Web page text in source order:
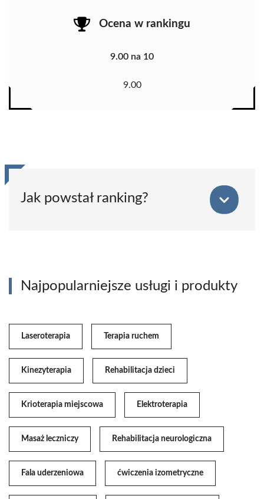
Ocena w rankingu
9.00 na 10
9.00
Jak powstał ranking?
Najpopularniejsze usługi i produkty
Laseroterapia Terapia ruchem
Kinezyterapia Rehabilitacja dzieci
Krioterapia miejscowa Elektroterapia
Masaż leczniczy Rehabilitacja neurologiczna
Fala uderzeniowa ćwiczenia izometryczne